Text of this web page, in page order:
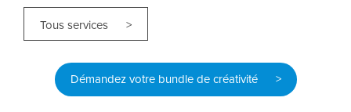
Tous services >
Démandez votre bundle de créativité >